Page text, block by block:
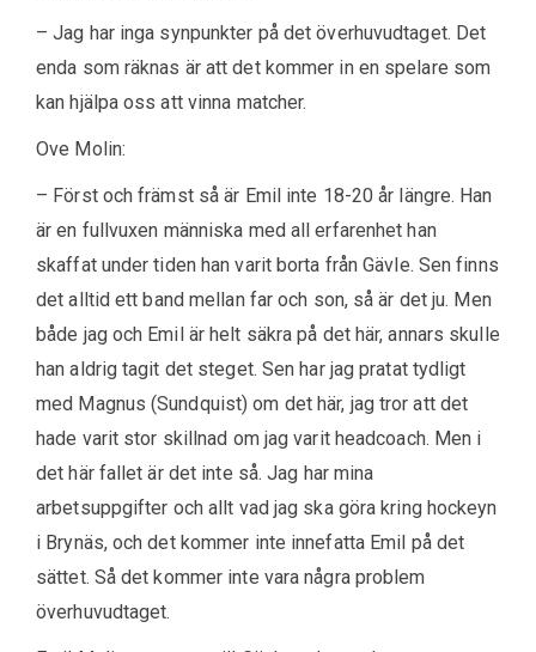
– Jag har inga synpunkter på det överhuvudtaget. Det
enda som räknas är att det kommer in en spelare som
kan hjälpa oss att vinna matcher.
Ove Molin:
– Först och främst så är Emil inte 18-20 år längre. Han
är en fullvuxen människa med all erfarenhet han
skaffat under tiden han varit borta från Gävle. Sen finns
det alltid ett band mellan far och son, så är det ju. Men
både jag och Emil är helt säkra på det här, annars skulle
han aldrig tagit det steget. Sen har jag pratat tydligt
med Magnus (Sundquist) om det här, jag tror att det
hade varit stor skillnad om jag varit headcoach. Men i
det här fallet är det inte så. Jag har mina
arbetsuppgifter och allt vad jag ska göra kring hockeyn
i Brynäs, och det kommer inte innefatta Emil på det
sättet. Så det kommer inte vara några problem
överhuvudtaget.